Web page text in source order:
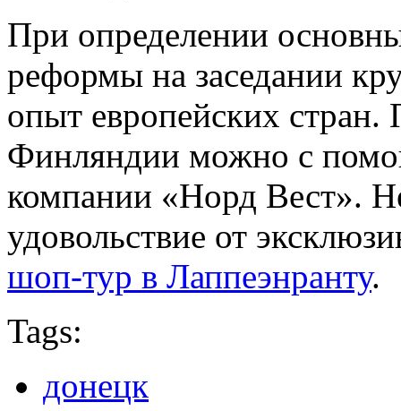
При определении
реформы на заседании
опыт европейских стран.
Финляндии можно с
компании «Норд Вест».
удовольствие от
шоп-тур в Лаппеэнранту.
Tags:
донецк